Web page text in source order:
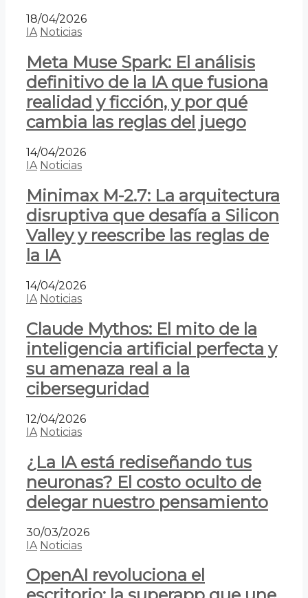
18/04/2026
IA Noticias
Meta Muse Spark: El análisis
definitivo de la IA que fusiona
realidad y ficción, y por qué
cambia las reglas del juego
14/04/2026
IA Noticias
Minimax M-2.7: La arquitectura
disruptiva que desafía a Silicon
Valley y reescribe las reglas de
la IA
14/04/2026
IA Noticias
Claude Mythos: El mito de la
inteligencia artificial perfecta y
su amenaza real a la
ciberseguridad
12/04/2026
IA Noticias
¿La IA está rediseñando tus
neuronas? El costo oculto de
delegar nuestro pensamiento
30/03/2026
IA Noticias
OpenAI revoluciona el